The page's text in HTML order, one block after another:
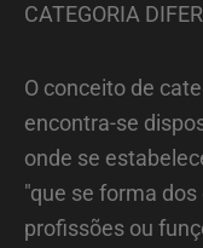
CATEGORIA
O conceito de
encontra-se
onde se
"que se forma
profissões ou